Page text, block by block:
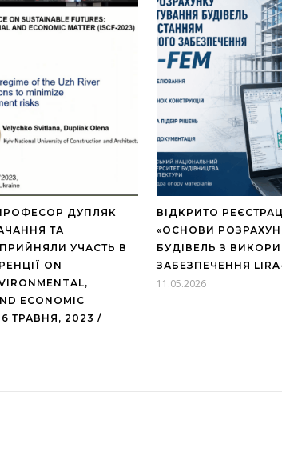
ДУПЛЯК
ТА
УЧАСТЬ В
ON
ECONOMIC
ТРАВНЯ, 2023 /
ВІДКРИТО
«ОСНОВИ
БУДІВЕЛЬ З
ЗАБЕЗПЕЧЕННЯ
11.05.2026